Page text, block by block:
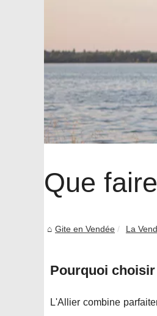
Que
Gite en Vendée La
Pourquoi
L'Allier combine